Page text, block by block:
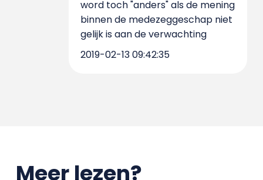
word toch "anders" als de mening
binnen de medezeggeschap niet
gelijk is aan de verwachting
2019-02-13 09:42:35
Meer lezen?